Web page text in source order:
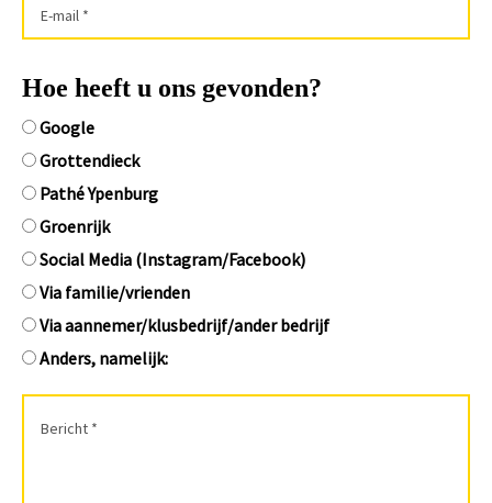
Hoe heeft u ons gevonden?
Google
Grottendieck
Pathé Ypenburg
Groenrijk
Social Media (Instagram/Facebook)
Via familie/vrienden
Via aannemer/klusbedrijf/ander bedrijf
Anders, namelijk: